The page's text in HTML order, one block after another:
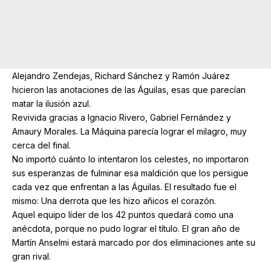
Alejandro Zendejas, Richard Sánchez y Ramón Juárez
hicieron las anotaciones de las Águilas, esas que parecían
matar la ilusión azul.
Revivida gracias a Ignacio Rivero, Gabriel Fernández y
Amaury Morales. La Máquina parecía lograr el milagro, muy
cerca del final.
No importó cuánto lo intentaron los celestes, no importaron
sus esperanzas de fulminar esa maldición que los persigue
cada vez que enfrentan a las Águilas. El resultado fue el
mismo: Una derrota que les hizo añicos el corazón.
Aquel equipo líder de los 42 puntos quedará como una
anécdota, porque no pudo lograr el título. El gran año de
Martín Anselmi estará marcado por dos eliminaciones ante su
gran rival.